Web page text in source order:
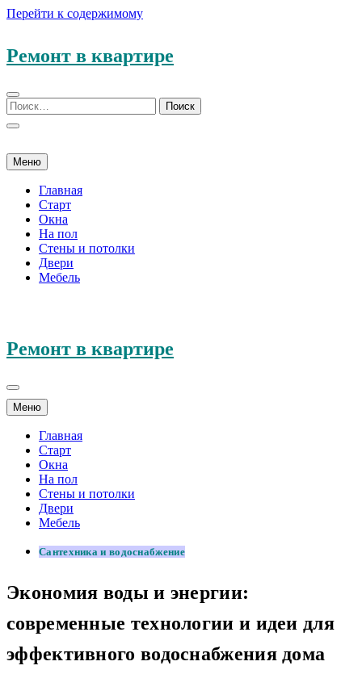
Перейти к содержимому
Ремонт в квартире
Меню
Главная
Старт
Окна
На пол
Стены и потолки
Двери
Мебель
Ремонт в квартире
Меню
Главная
Старт
Окна
На пол
Стены и потолки
Двери
Мебель
Сантехника и водоснабжение
Экономия воды и энергии:
современные технологии и идеи для
эффективного водоснабжения дома